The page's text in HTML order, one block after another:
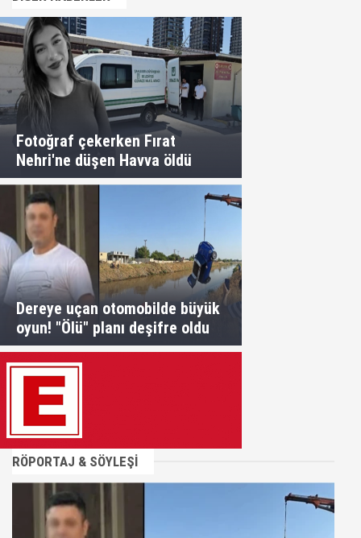
Fotoğraf çekerken Fırat
Nehri'ne düşen Havva öldü
Dereye uçan otomobilde büyük
oyun! "Ölü" planı deşifre oldu
RÖPORTAJ & SÖYLEŞİ